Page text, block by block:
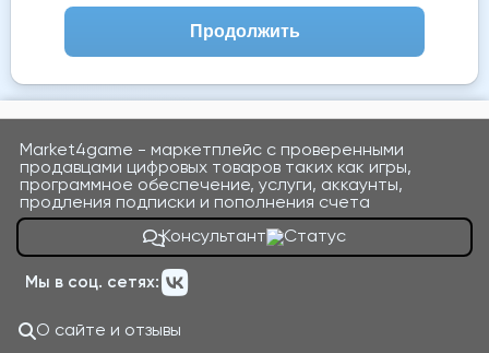
Продолжить
Market4game - маркетплейс с проверенными
продавцами цифровых товаров таких как игры,
программное обеспечение, услуги, аккаунты,
продления подписки и пополнения счета
Консультант
Мы в соц. сетях:
О сайте и отзывы